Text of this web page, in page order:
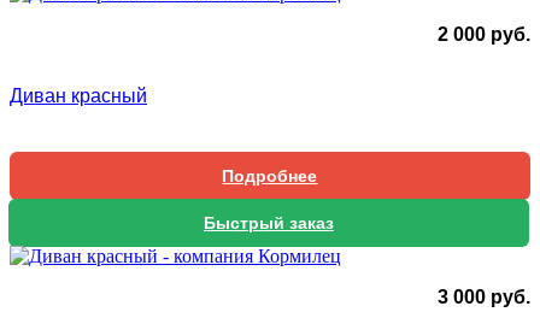
2 000 руб.
Диван красный
Подробнее
Быстрый заказ
3 000 руб.